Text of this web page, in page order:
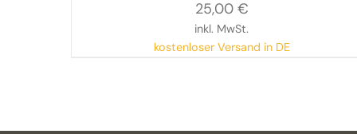
25,00 €
inkl. MwSt.
kostenloser Versand in DE